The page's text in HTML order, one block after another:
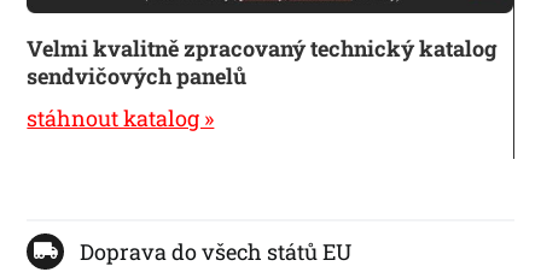
Velmi kvalitně zpracovaný technický katalog
sendvičových panelů
stáhnout katalog »
Doprava do všech států EU